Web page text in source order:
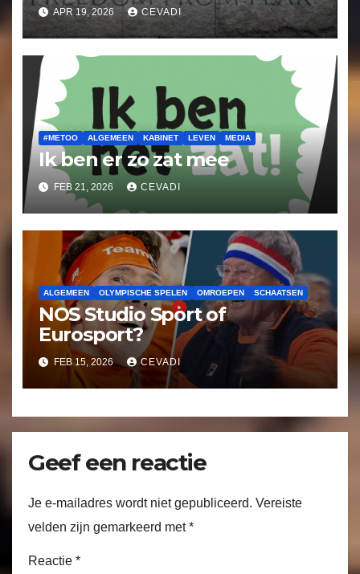
APR 19, 2026 CEVADI
#METOO ALGEMEEN KABINET LEVEN MEDIA
Ik ben er zo zat mee
FEB 21, 2026 CEVADI
ALGEMEEN OLYMPISCHE SPELEN OMROEPEN SCHAATSEN
NOS Studio Sport of
Eurosport?
FEB 15, 2026 CEVADI
Geef een reactie
Je e-mailadres wordt niet gepubliceerd. Vereiste
velden zijn gemarkeerd met*
Reactie *